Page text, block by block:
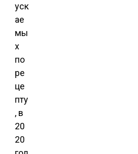
уск
ае
мы
х
по
ре
це
пту
, в
20
20